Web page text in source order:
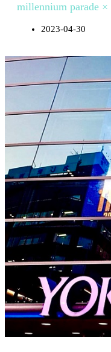
millennium parade
2023-04-30